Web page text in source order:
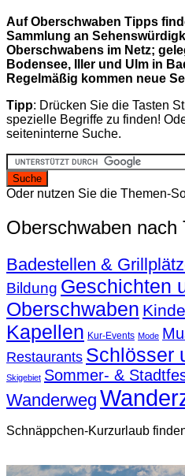
Auf Oberschwaben Tipps
Sammlung an
Oberschwabens im Netz;
Bodensee, Iller und Ulm in
Regelmäßig kommen neue
Tipp: Drücken Sie die Tasten
spezielle Begriffe zu finden!
seiteninterne Suche.
Oder nutzen Sie die Themen-
Oberschwaben nach
Badestellen &
Bildung Geschichten
Oberschwaben
Kapellen Kur-Events Mode
Restaurants Schlösser
Skigebiet Sommer- &
Wanderweg
Schnäppchen-Kurzurlaub